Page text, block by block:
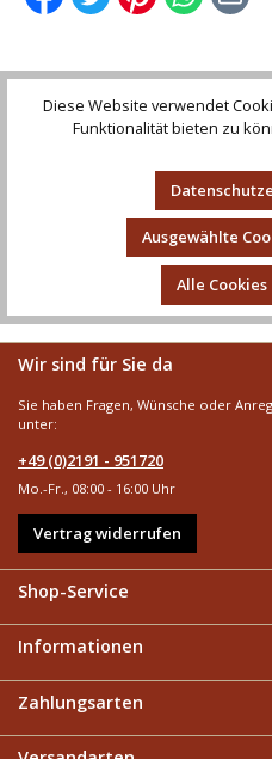
Beschreibung
BeingriffHandgeschmiedetes
Gebrauchsmesser mit
Bewertungen
Wir sind für Sie da
Sie haben Fragen, Wünsche oder
unter:
+49 (0)2191 - 951720
Mo.-Fr., 08:00 - 16:00 Uhr
Vertrag widerrufen
Shop-Service
Informationen
Zahlungsarten
Diese Website verwendet
Funktionalität bieten zu
Ausgewählte
Alle